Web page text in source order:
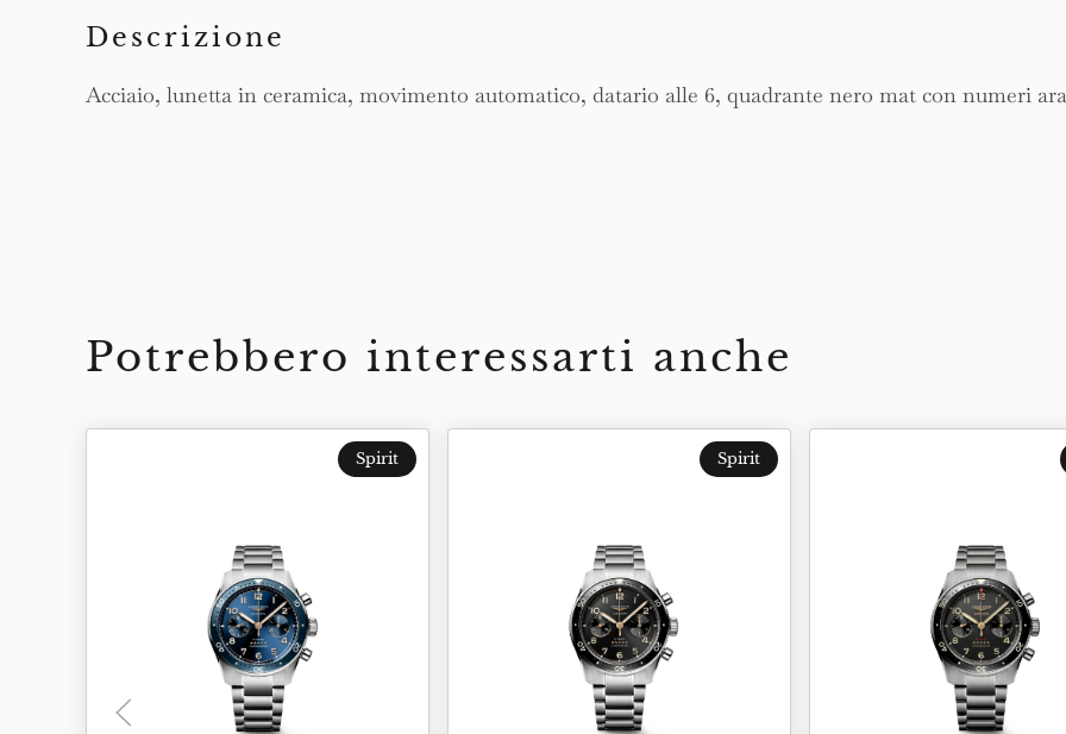
Descrizione
Acciaio, lunetta in ceramica, movimento automatico, datario alle 6, quadrante nero mat con numeri
Potrebbero interessarti anche
Spirit Spirit